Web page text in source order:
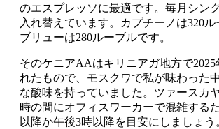
のエスプレッソに最適です。毎月シン
入れ替えています。カプチーノは320
ブリューは280ルーブルです。
そのケニアAAはキリニアガ地方で2025
れたもので、モスクワで私が味わった
な酸味を持っていました。ツァースカ
時の間にオフィスワーカーで混雑する
以降か午後3時以降を目安にしましょ